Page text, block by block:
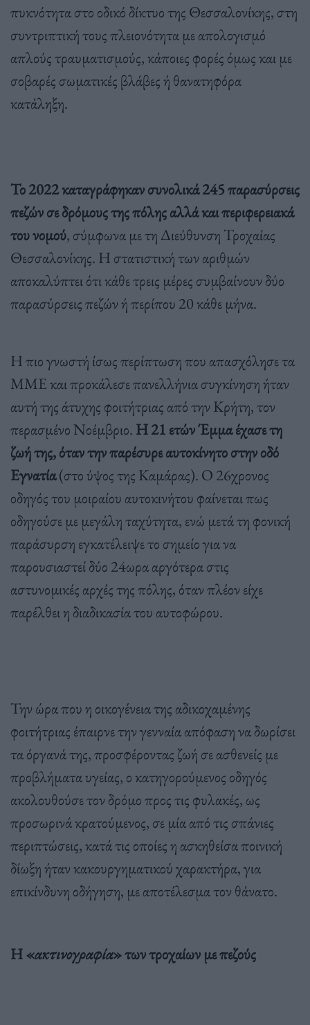
πυκνότητα στο οδικό δίκτυο της Θεσσαλονίκης, στη
συντριπτική τους πλειονότητα με απολογισμό
απλούς τραυματισμούς, κάποιες φορές όμως και με
σοβαρές σωματικές βλάβες ή θανατηφόρα
κατάληξη.
Το 2022 καταγράφηκαν συνολικά 245 παρασύρσεις
πεζών σε δρόμους της πόλης αλλά και περιφερειακά
του νομού, σύμφωνα με τη Διεύθυνση Τροχαίας
Θεσσαλονίκης. Η στατιστική των αριθμών
αποκαλύπτει ότι κάθε τρεις μέρες συμβαίνουν δύο
παρασύρσεις πεζών ή περίπου 20 κάθε μήνα.
Η πιο γνωστή ίσως περίπτωση που απασχόλησε τα
ΜΜΕ και προκάλεσε πανελλήνια συγκίνηση ήταν
αυτή της άτυχης φοιτήτριας από την Κρήτη, τον
περασμένο Νοέμβριο. Η 21 ετών Έμμα έχασε τη
ζωή της, όταν την παρέσυρε αυτοκίνητο στην οδό
Εγνατία(στο ύψος της Καμάρας). Ο 26χρονος
οδηγός του μοιραίου αυτοκινήτου φαίνεται πως
οδηγούσε με μεγάλη ταχύτητα, ενώ μετά τη φονική
παράσυρση εγκατέλειψε το σημείο για να
παρουσιαστεί δύο 24ωρα αργότερα στις
αστυνομικές αρχές της πόλης, όταν πλέον είχε
παρέλθει η διαδικασία του αυτοφώρου.
Την ώρα που η οικογένεια της αδικοχαμένης
φοιτήτριας έπαιρνε την γενναία απόφαση να δωρίσει
τα όργανά της, προσφέροντας ζωή σε ασθενείς με
προβλήματα υγείας, ο κατηγορούμενος οδηγός
ακολουθούσε τον δρόμο προς τις φυλακές, ως
προσωρινά κρατούμενος, σε μία από τις σπάνιες
περιπτώσεις, κατά τις οποίες η ασκηθείσα ποινική
δίωξη ήταν κακουργηματικού χαρακτήρα, για
επικίνδυνη οδήγηση, με αποτέλεσμα τον θάνατο.
Η «ακτινογραφία» των τροχαίων με πεζούς